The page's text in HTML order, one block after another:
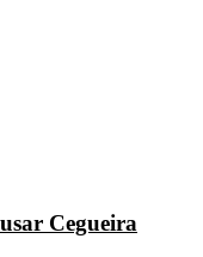
Cegueira